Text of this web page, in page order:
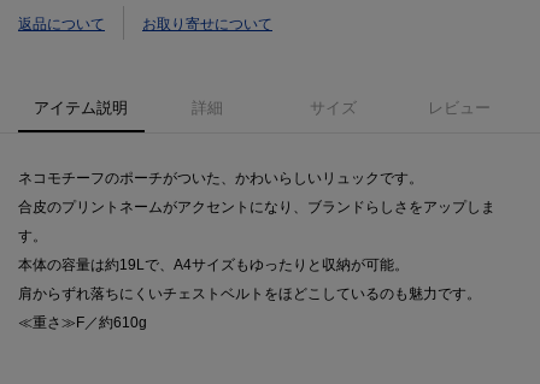
返品について お取り寄せについて
アイテム説明 詳細 サイズ レビュー
ネコモチーフのポーチがついた、かわいらしいリュックです。
合皮のプリントネームがアクセントになり、ブランドらしさをアップしま
す。
本体の容量は約19Lで、A4サイズもゆったりと収納が可能。
肩からずれ落ちにくいチェストベルトをほどこしているのも魅力です。
≪重さ≫F／約610g